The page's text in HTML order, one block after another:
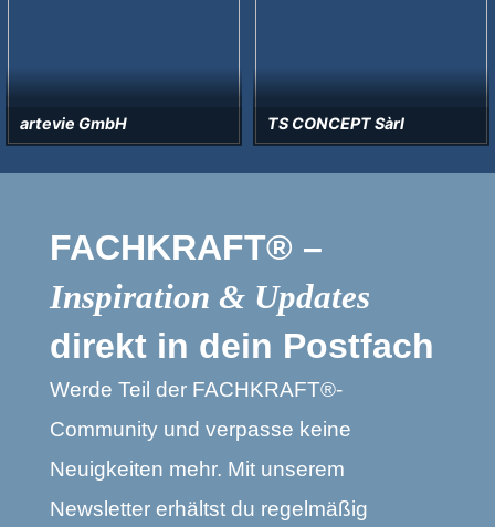
artevie GmbH TS CONCEPT Sàrl
FACHKRAFT® –
Inspiration & Updates
direkt in dein Postfach
Werde Teil der FACHKRAFT®-
Community und verpasse keine
Neuigkeiten mehr. Mit unserem
Newsletter erhältst du regelmäßig